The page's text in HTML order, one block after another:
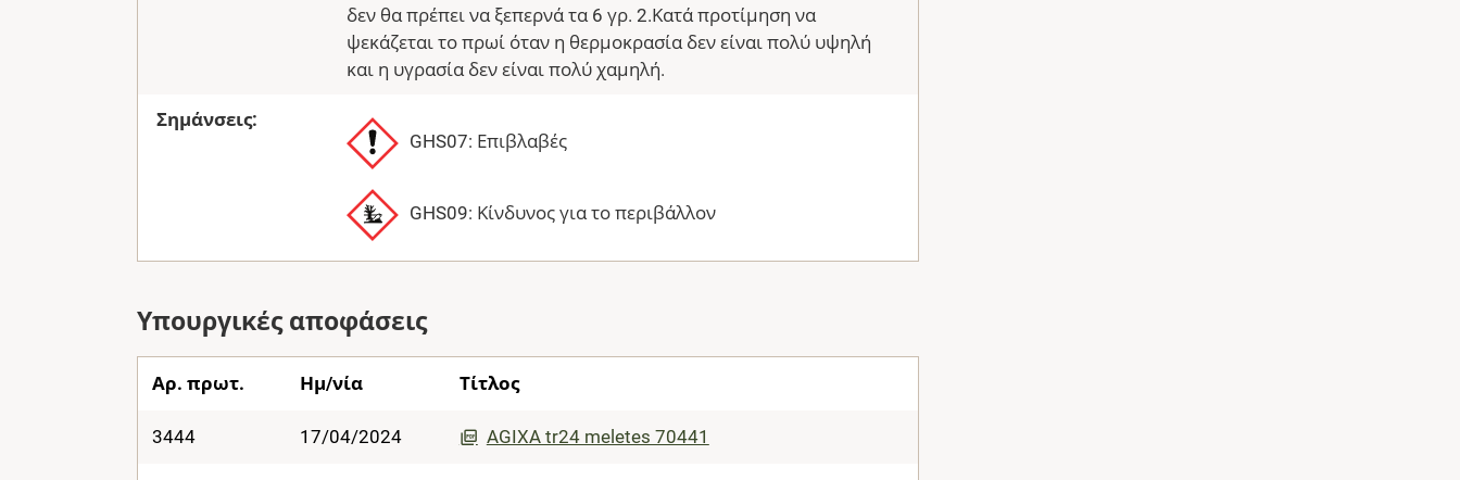
δεν θα πρέπει να ξεπερνά τα 6 γρ. 2.Κατά προτίμηση να
ψεκάζεται το πρωί όταν η θερμοκρασία δεν είναι πολύ υψηλή
και η υγρασία δεν είναι πολύ χαμηλή.
Σημάνσεις:
GHS07: Επιβλαβές
GHS09: Κίνδυνος για το περιβάλλον
Υπουργικές αποφάσεις
Αρ. πρωτ. Ημ/νία Τίτλος
3444 17/04/2024 AGIXA tr24 meletes 70441